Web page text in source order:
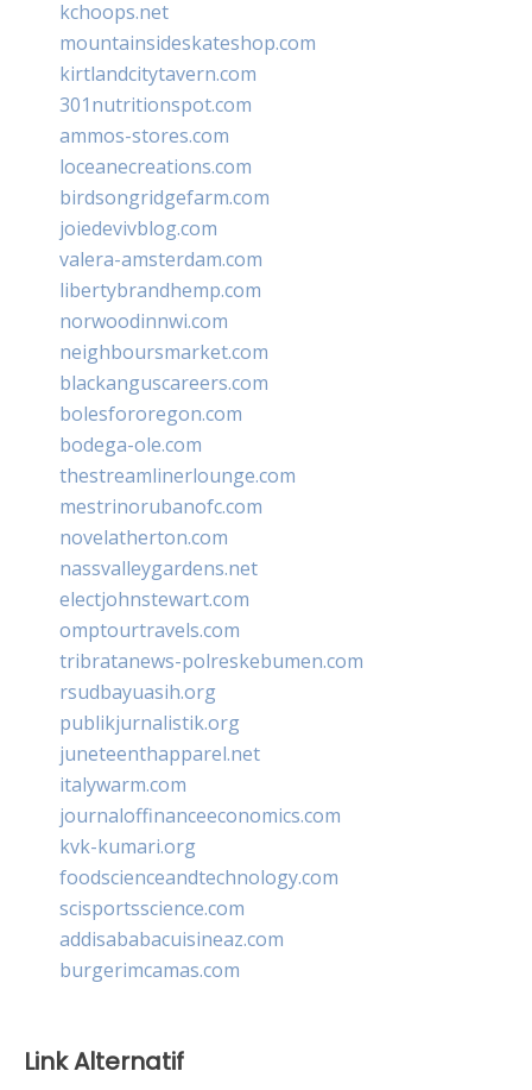
kchoops.net
mountainsideskateshop.com
kirtlandcitytavern.com
301nutritionspot.com
ammos-stores.com
loceanecreations.com
birdsongridgefarm.com
joiedevivblog.com
valera-amsterdam.com
libertybrandhemp.com
norwoodinnwi.com
neighboursmarket.com
blackanguscareers.com
bolesfororegon.com
bodega-ole.com
thestreamlinerlounge.com
mestrinorubanofc.com
novelatherton.com
nassvalleygardens.net
electjohnstewart.com
omptourtravels.com
tribratanews-polreskebumen.com
rsudbayuasih.org
publikjurnalistik.org
juneteenthapparel.net
italywarm.com
journaloffinanceeconomics.com
kvk-kumari.org
foodscienceandtechnology.com
scisportsscience.com
addisababacuisineaz.com
burgerimcamas.com
Link Alternatif